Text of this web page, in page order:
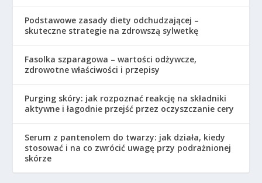
Podstawowe zasady diety odchudzającej –
skuteczne strategie na zdrowszą sylwetkę
Fasolka szparagowa – wartości odżywcze,
zdrowotne właściwości i przepisy
Purging skóry: jak rozpoznać reakcję na składniki
aktywne i łagodnie przejść przez oczyszczanie cery
Serum z pantenolem do twarzy: jak działa, kiedy
stosować i na co zwrócić uwagę przy podrażnionej
skórze